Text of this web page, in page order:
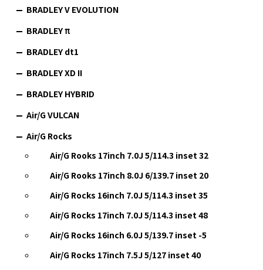
BRADLEY V EVOLUTION
BRADLEY π
BRADLEY dt1
BRADLEY XD II
BRADLEY HYBRID
Air/G VULCAN
Air/G Rocks
Air/G Rooks 17inch 7.0J 5/114.3 inset 32
Air/G Rooks 17inch 8.0J 6/139.7 inset 20
Air/G Rocks 16inch 7.0J 5/114.3 inset 35
Air/G Rocks 17inch 7.0J 5/114.3 inset 48
Air/G Rocks 16inch 6.0J 5/139.7 inset -5
Air/G Rocks 17inch 7.5J 5/127 inset 40